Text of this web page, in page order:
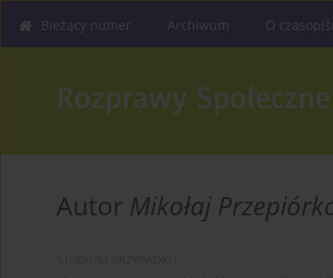
Bieżący numer Archiwum O
Autor Mikołaj